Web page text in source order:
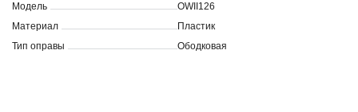
Модель
OWII126
Материал
Пластик
Тип оправы
Ободковая